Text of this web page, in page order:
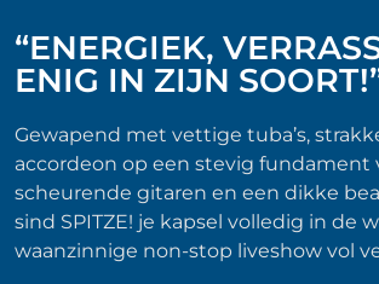
“ENERGIEK,
ENIG IN ZIJN
Gewapend met vettige tuba’s,
accordeon op een stevig fundament
scheurende gitaren en een dikke
sind SPITZE! je kapsel volledig in de
waanzinnige non-stop liveshow vol